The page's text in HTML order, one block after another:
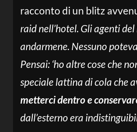
racconto di un blitz
raid nell’hotel. Gli agenti del
andarmene. Nessuno
Pensai: ‘ho altre cose che
speciale lattina di cola che
metterci dentro e
dall’esterno era